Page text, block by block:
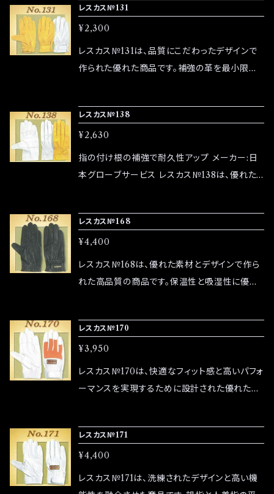
サイズをご用意しています。 ■素材 ・素材：高品
質牛革 0.6～0.7mm ■その他の情報 ・返品
は未使用の状態に限り受け付けます。 ・商品の
色味はモニターによって異なる場合があります
気軽にご連絡ください。
レスカス№131
¥2,300
レスカス№131は、品質にこだわったデザインで
作られた優れた商品です。補強の革を最小限に
ズ ・サイズはM、L、LLの3サイズをご用意してい
ます。 ■素材 ・素材：高品質牛革 0.8～0.9m
m ■その他の情報 ・返品は未使用の状態に限
り受け付けます。 ・商品の色味はモニターによっ
プのお問い合わせからお気軽にご連絡ください。
レスカス№138
¥2,630
指の付け根の補強で耐久性アップ メーカー:日
本グローブサービス レスカス№138は、優れた
イエローとアイボリーの2色 ■サイズ ・サイズは
M、L、LLの4サイズをご用意しています。 ■素材
・素材：高品質牛革 0.8～0.9mm ■その他の
情報 ・返品は未使用の状態に限り受け付けま
質問や不明点がある場合は、ショップのお問い
合わせからお気軽にご連絡ください。
レスカス№168
¥4,400
レスカス№168は、優れた素材とデザインで作ら
れた高品質の商品です。保温性と吸湿性に優れ
サイズはS、M、L、LLの4サイズをご用意してい
ます。 ■素材 ・素材：高品質羊革 0.5～0.6m
m 裏生地 ベンベルグ ■その他の
情報 ・返品は未使用の状態に限り受け付けま
質問や不明点がある場合は、ショップのお問い
合わせからお気軽にご連絡ください。
レスカス№170
¥3,950
レスカス№170は、快適なフィット感と高いパフォ
ーマンスを実現するために設計された優れた商
・サイズはM、L、LLの4サイズをご用意していま
す。 ■素材 ・素材：高品質牛革 0.6～0.7mm
■その他の情報 ・返品は未使用の状態に限り受
け付けます。 ・商品の色味はモニターによって異
レスカス№171
¥4,400
レスカス№171は、洗練されたデザインと高い機